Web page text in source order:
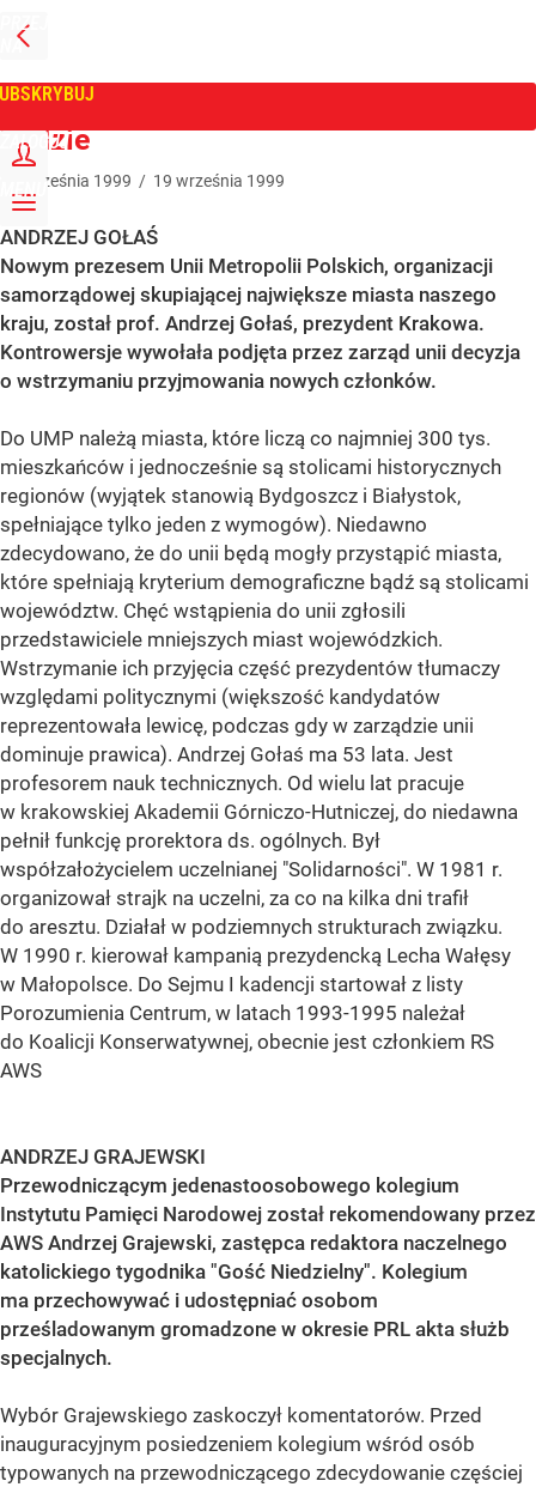
PRZEJDŹ
NA
GŁÓWNĄ
ZALOGUJ
MENU
Tygodnik Wprost
Ludzie
września 1999 / 19 września 1999
ANDRZEJ GOŁAŚ
Nowym prezesem Unii Metropolii Polskich, organizacji
samorządowej skupiającej największe miasta naszego
kraju, został prof. Andrzej Gołaś, prezydent Krakowa.
Kontrowersje wywołała podjęta przez zarząd unii decyzja
o wstrzymaniu przyjmowania nowych członków.
Do UMP należą miasta, które liczą co najmniej 300 tys.
mieszkańców i jednocześnie są stolicami historycznych
regionów (wyjątek stanowią Bydgoszcz i Białystok,
spełniające tylko jeden z wymogów). Niedawno
zdecydowano, że do unii będą mogły przystąpić miasta,
które spełniają kryterium demograficzne bądź są stolicami
województw. Chęć wstąpienia do unii zgłosili
przedstawiciele mniejszych miast wojewódzkich.
Wstrzymanie ich przyjęcia część prezydentów tłumaczy
względami politycznymi (większość kandydatów
reprezentowała lewicę, podczas gdy w zarządzie unii
dominuje prawica). Andrzej Gołaś ma 53 lata. Jest
profesorem nauk technicznych. Od wielu lat pracuje
w krakowskiej Akademii Górniczo-Hutniczej, do niedawna
pełnił funkcję prorektora ds. ogólnych. Był
współzałożycielem uczelnianej "Solidarności". W 1981 r.
organizował strajk na uczelni, za co na kilka dni trafił
do aresztu. Działał w podziemnych strukturach związku.
W 1990 r. kierował kampanią prezydencką Lecha Wałęsy
w Małopolsce. Do Sejmu I kadencji startował z listy
Porozumienia Centrum, w latach 1993-1995 należał
do Koalicji Konserwatywnej, obecnie jest członkiem RS
AWS
ANDRZEJ GRAJEWSKI
Przewodniczącym jedenastoosobowego kolegium
Instytutu Pamięci Narodowej został rekomendowany przez
AWS Andrzej Grajewski, zastępca redaktora naczelnego
katolickiego tygodnika "Gość Niedzielny". Kolegium
ma przechowywać i udostępniać osobom
prześladowanym gromadzone w okresie PRL akta służb
specjalnych.
Wybór Grajewskiego zaskoczył komentatorów. Przed
inauguracyjnym posiedzeniem kolegium wśród osób
typowanych na przewodniczącego zdecydowanie częściej